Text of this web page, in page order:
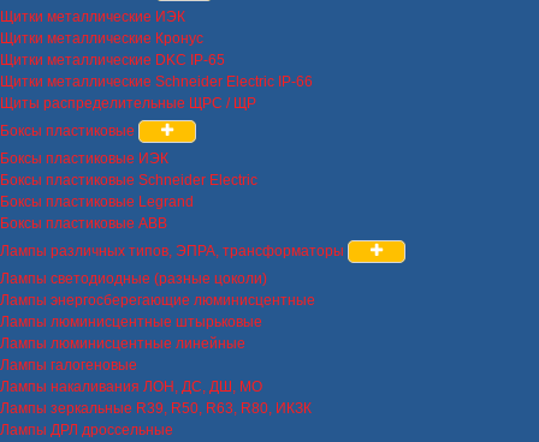
Щитки металлические ИЭК
Щитки металлические Кронус
Щитки металлические DKC IP-65
Щитки металлические Schneider Electric IP-66
Щиты распределительные ЩРС / ЩР
Боксы пластиковые
Боксы пластиковые ИЭК
Боксы пластиковые Schneider Electric
Боксы пластиковые Legrand
Боксы пластиковые ABB
Лампы различных типов, ЭПРА, трансформаторы
Лампы светодиодные (разные цоколи)
Лампы энергосберегающие люминисцентные
Лампы люминисцентные штырьковые
Лампы люминисцентные линейные
Лампы галогеновые
Лампы накаливания ЛОН, ДС, ДШ, МО
Лампы зеркальные R39, R50, R63, R80, ИКЗК
Лампы ДРЛ дроссельные